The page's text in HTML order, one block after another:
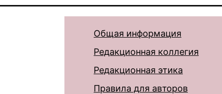
Общая информация
Редакционная коллегия
Редакционная этика
Правила для авторов